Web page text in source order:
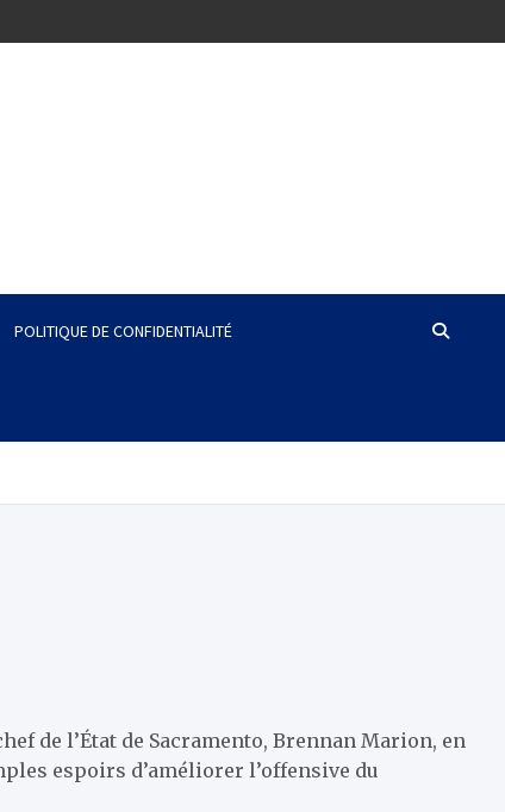
POLITIQUE DE CONFIDENTIALITÉ
de l’État de Sacramento, Brennan Marion, en
espoirs d’améliorer l’offensive du